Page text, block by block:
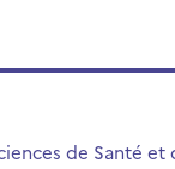
de Santé